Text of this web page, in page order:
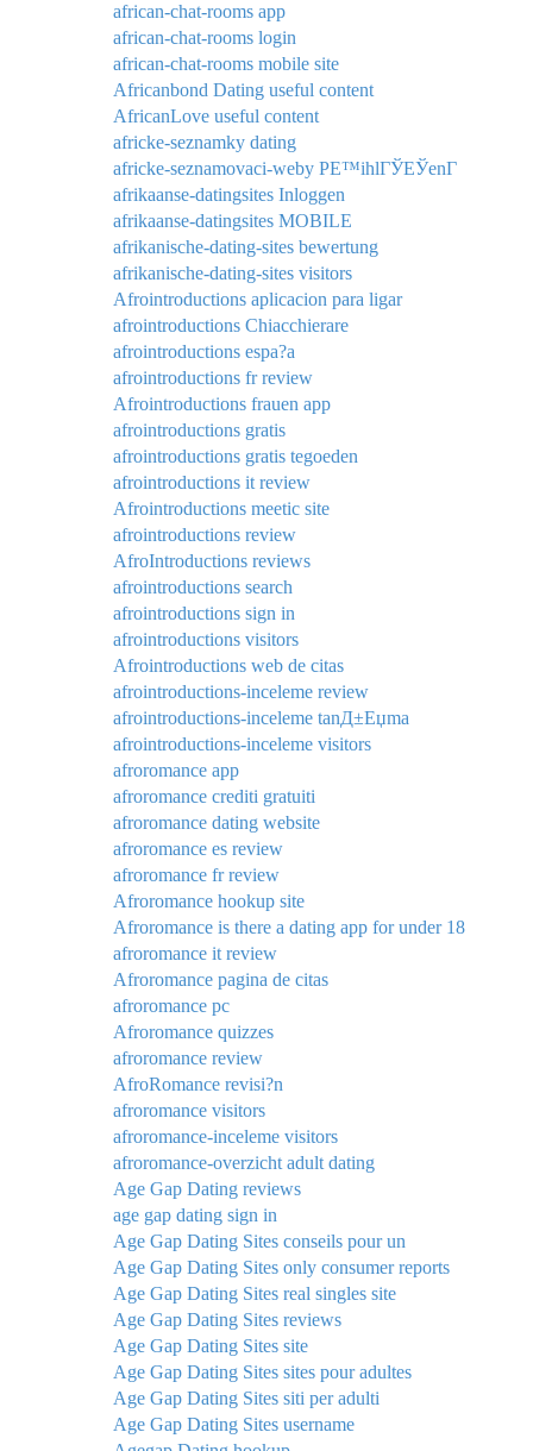
african-chat-rooms app
african-chat-rooms login
african-chat-rooms mobile site
Africanbond Dating useful content
AfricanLove useful content
africke-seznamky dating
africke-seznamovaci-weby PЕ™ihlГЎЕЎenГ­
afrikaanse-datingsites Inloggen
afrikaanse-datingsites MOBILE
afrikanische-dating-sites bewertung
afrikanische-dating-sites visitors
Afrointroductions aplicacion para ligar
afrointroductions Chiacchierare
afrointroductions espa?a
afrointroductions fr review
Afrointroductions frauen app
afrointroductions gratis
afrointroductions gratis tegoeden
afrointroductions it review
Afrointroductions meetic site
afrointroductions review
AfroIntroductions reviews
afrointroductions search
afrointroductions sign in
afrointroductions visitors
Afrointroductions web de citas
afrointroductions-inceleme review
afrointroductions-inceleme tanД±Еџma
afrointroductions-inceleme visitors
afroromance app
afroromance crediti gratuiti
afroromance dating website
afroromance es review
afroromance fr review
Afroromance hookup site
Afroromance is there a dating app for under 18
afroromance it review
Afroromance pagina de citas
afroromance pc
Afroromance quizzes
afroromance review
AfroRomance revisi?n
afroromance visitors
afroromance-inceleme visitors
afroromance-overzicht adult dating
Age Gap Dating reviews
age gap dating sign in
Age Gap Dating Sites conseils pour un
Age Gap Dating Sites only consumer reports
Age Gap Dating Sites real singles site
Age Gap Dating Sites reviews
Age Gap Dating Sites site
Age Gap Dating Sites sites pour adultes
Age Gap Dating Sites siti per adulti
Age Gap Dating Sites username